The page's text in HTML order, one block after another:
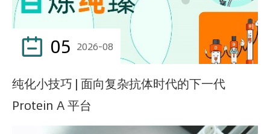
 05 2026-08
纯化小技巧 | 面向复杂抗体时代的下一代
Protein A 平台